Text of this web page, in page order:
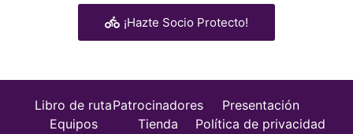
¡Hazte Socio Protecto!
Libro de ruta
Equipos
Patrocinadores
Tienda
Presentación
Política de privacidad